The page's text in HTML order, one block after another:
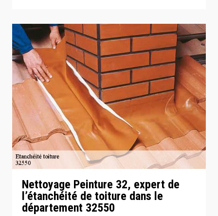
Nettoyage Peinture 32, expert de
l’étanchéité de toiture dans le
département 32550